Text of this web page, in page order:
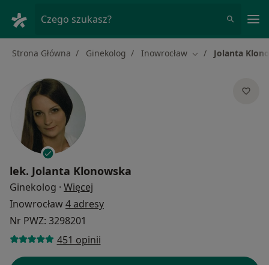
Czego szukasz?
Strona Główna Ginekolog Inowrocław Zmień miasto
Jolanta
lek. Jolanta Klonowska
Ginekolog · Więcej
Inowrocław4 adresy
Nr PWZ: 3298201
451 opinii